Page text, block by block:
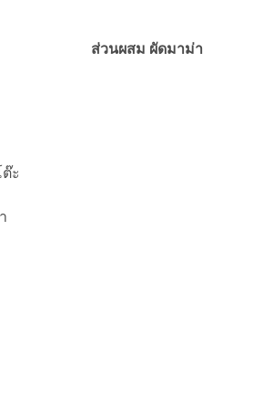
ส่วนผสม ผัดมาม่า
ะ